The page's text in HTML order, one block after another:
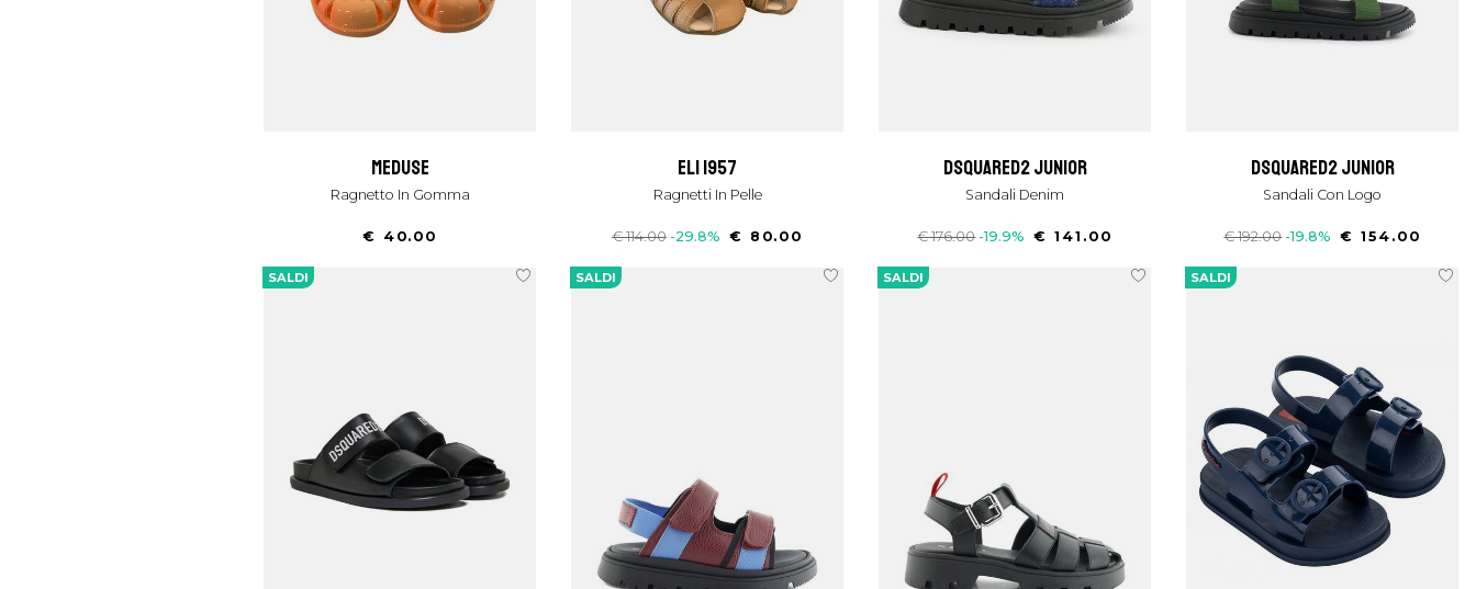
meduse
Ragnetto In Gomma
€ 40.00
eli 1957
Ragnetti In Pelle
€ 114.00 -29.8% € 80.00
dsquared2 junior
Sandali Denim
€ 176.00 -19.9% € 141.00
dsquared2 junior
Sandali Con Logo
€ 192.00 -19.8% € 154.00
SALDI SALDI SALDI SALDI